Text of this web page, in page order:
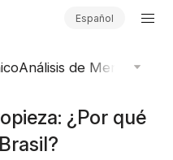
Español
Análisis de Mercado
¿Por qué